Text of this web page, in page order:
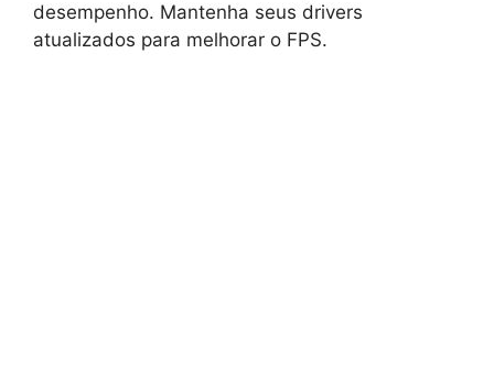
desempenho. Mantenha seus drivers
atualizados para melhorar o FPS.